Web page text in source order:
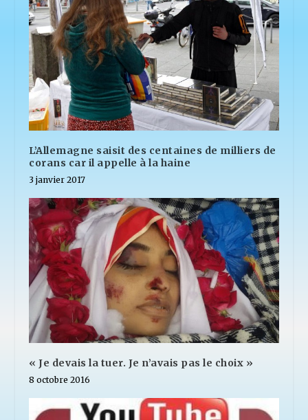
L’Allemagne saisit des centaines de milliers de
corans car il appelle à la haine
3 janvier 2017
« Je devais la tuer. Je n’avais pas le choix »
8 octobre 2016